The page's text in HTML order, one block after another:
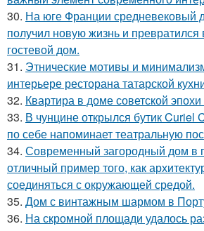
30. На юге Франции средневековый
получил новую жизнь и
гостевой дом.
31. Этнические мотивы и
интерьере ресторана татарской
32. Квартира в доме советской
33. В чунцине открылся бутик Curiel
по себе напоминает театральную
34. Современный загородный дом в
отличный пример того, как
соединяться с окружающей средой.
35. Дом с винтажным шармом в
36. На скромной площади удалось